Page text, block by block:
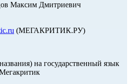
Максим Дмитриевич
(МЕГАКРИТИК.РУ)
на государственный язык